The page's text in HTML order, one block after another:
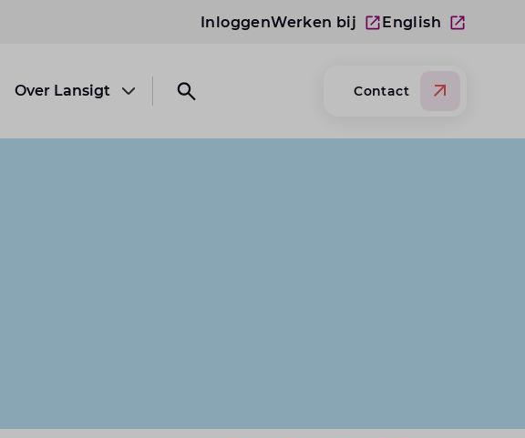
InloggenWerken bij English
Over Lansigt
Open submenu Over Lansigt
Open search website
Contact